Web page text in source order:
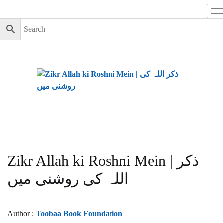
Zikr Allah ki Roshni Mein | ذکر
اللہ کی روشنی میں
Author : Toobaa Book Foundation